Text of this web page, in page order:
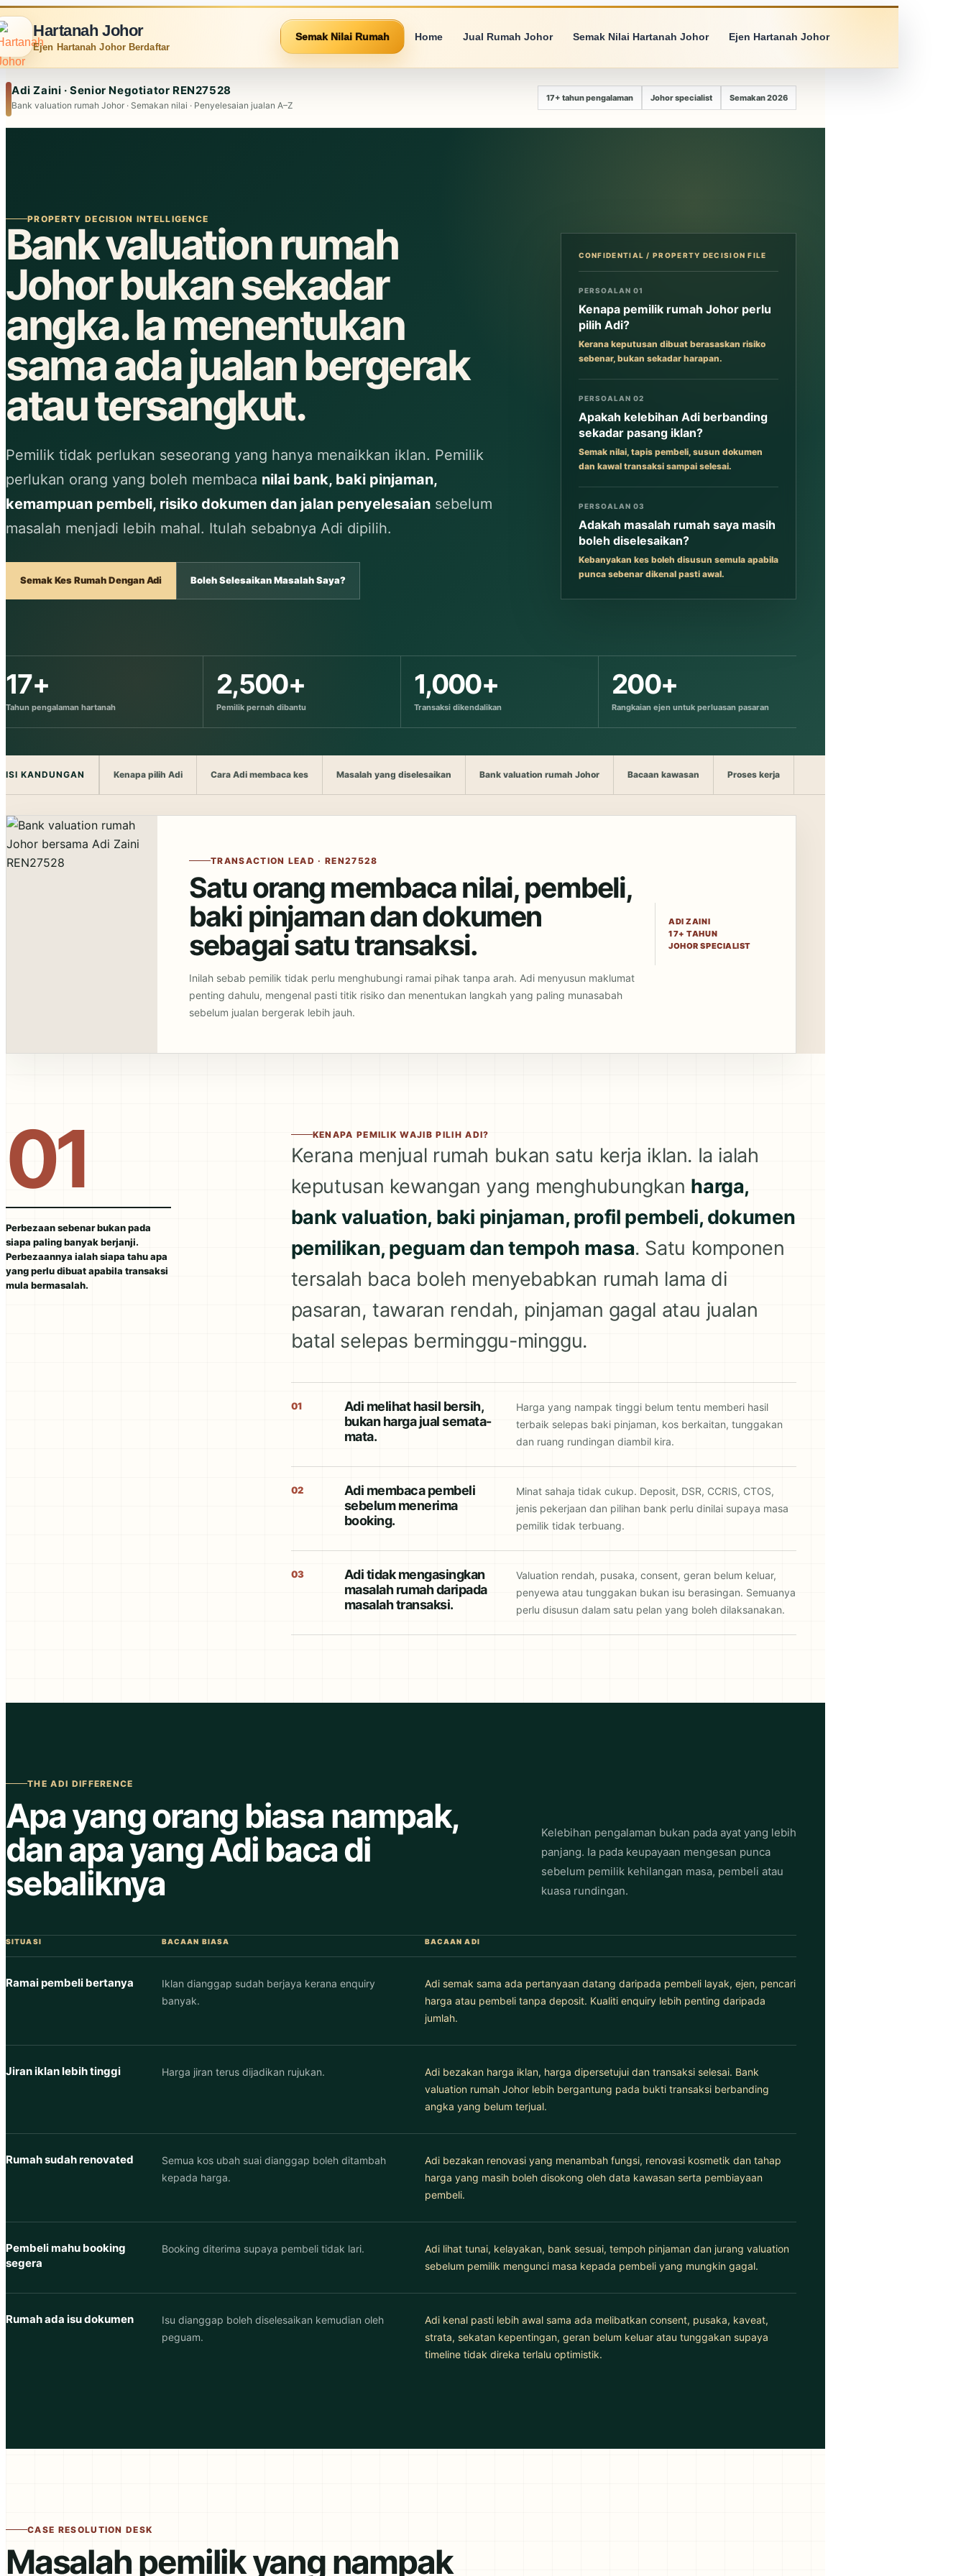
Hartanah Johor
Ejen Hartanah Johor Berdaftar
Semak Nilai Rumah Home Jual Rumah Johor Semak Nilai Hartanah Johor Ejen Hartanah Johor
Adi Zaini · Senior Negotiator REN27528
Bank valuation rumah Johor · Semakan nilai · Penyelesaian jualan A–Z
17+ tahun pengalaman Johor specialist Semakan 2026
PROPERTY DECISION INTELLIGENCE
Bank valuation rumah
Johor bukan sekadar
angka. Ia menentukan
sama ada jualan bergerak
atau tersangkut.
Pemilik tidak perlukan seseorang yang hanya menaikkan iklan. Pemilik
perlukan orang yang boleh membaca nilai bank, baki pinjaman,
kemampuan pembeli, risiko dokumen dan jalan penyelesaian sebelum
masalah menjadi lebih mahal. Itulah sebabnya Adi dipilih.
Semak Kes Rumah Dengan Adi Boleh Selesaikan Masalah Saya?
PERSOALAN 01
Kenapa pemilik rumah Johor perlu
pilih Adi?
Kerana keputusan dibuat berasaskan risiko
sebenar, bukan sekadar harapan.
PERSOALAN 02
Apakah kelebihan Adi berbanding
sekadar pasang iklan?
Semak nilai, tapis pembeli, susun dokumen
dan kawal transaksi sampai selesai.
PERSOALAN 03
Adakah masalah rumah saya masih
boleh diselesaikan?
Kebanyakan kes boleh disusun semula apabila
punca sebenar dikenal pasti awal.
17+
Tahun pengalaman hartanah
2,500+
Pemilik pernah dibantu
1,000+
Transaksi dikendalikan
200+
Rangkaian ejen untuk perluasan pasaran
ISI KANDUNGAN Kenapa pilih Adi Cara Adi membaca kes Masalah yang diselesaikan Bank valuation rumah Johor Bacaan kawasan Proses kerja
TRANSACTION LEAD · REN27528
Satu orang membaca nilai, pembeli,
baki pinjaman dan dokumen
sebagai satu transaksi.
Inilah sebab pemilik tidak perlu menghubungi ramai pihak tanpa arah. Adi menyusun maklumat
penting dahulu, mengenal pasti titik risiko dan menentukan langkah yang paling munasabah
sebelum jualan bergerak lebih jauh.
ADI ZAINI
17+ TAHUN
JOHOR SPECIALIST
01
Perbezaan sebenar bukan pada
siapa paling banyak berjanji.
Perbezaannya ialah siapa tahu apa
yang perlu dibuat apabila transaksi
mula bermasalah.
KENAPA PEMILIK WAJIB PILIH ADI?
Kerana menjual rumah bukan satu kerja iklan. Ia ialah
keputusan kewangan yang menghubungkan harga,
bank valuation, baki pinjaman, profil pembeli, dokumen
pemilikan, peguam dan tempoh masa. Satu komponen
tersalah baca boleh menyebabkan rumah lama di
pasaran, tawaran rendah, pinjaman gagal atau jualan
batal selepas berminggu-minggu.
01
Adi melihat hasil bersih,
bukan harga jual semata-
mata.
Harga yang nampak tinggi belum tentu memberi hasil
terbaik selepas baki pinjaman, kos berkaitan, tunggakan
dan ruang rundingan diambil kira.
02
Adi membaca pembeli
sebelum menerima
booking.
Minat sahaja tidak cukup. Deposit, DSR, CCRIS, CTOS,
jenis pekerjaan dan pilihan bank perlu dinilai supaya masa
pemilik tidak terbuang.
03
Adi tidak mengasingkan
masalah rumah daripada
masalah transaksi.
Valuation rendah, pusaka, consent, geran belum keluar,
penyewa atau tunggakan bukan isu berasingan. Semuanya
perlu disusun dalam satu pelan yang boleh dilaksanakan.
THE ADI DIFFERENCE
Apa yang orang biasa nampak,
dan apa yang Adi baca di
sebaliknya
Kelebihan pengalaman bukan pada ayat yang lebih
panjang. Ia pada keupayaan mengesan punca
sebelum pemilik kehilangan masa, pembeli atau
kuasa rundingan.
SITUASI BACAAN BIASA BACAAN ADI
Ramai pembeli bertanya
Iklan dianggap sudah berjaya kerana enquiry
banyak.
Adi semak sama ada pertanyaan datang daripada pembeli layak, ejen, pencari
harga atau pembeli tanpa deposit. Kualiti enquiry lebih penting daripada
jumlah.
Jiran iklan lebih tinggi Harga jiran terus dijadikan rujukan.
Adi bezakan harga iklan, harga dipersetujui dan transaksi selesai. Bank
valuation rumah Johor lebih bergantung pada bukti transaksi berbanding
angka yang belum terjual.
Rumah sudah renovated
Semua kos ubah suai dianggap boleh ditambah
kepada harga.
Adi bezakan renovasi yang menambah fungsi, renovasi kosmetik dan tahap
harga yang masih boleh disokong oleh data kawasan serta pembiayaan
pembeli.
Pembeli mahu booking
segera
Booking diterima supaya pembeli tidak lari.
Adi lihat tunai, kelayakan, bank sesuai, tempoh pinjaman dan jurang valuation
sebelum pemilik mengunci masa kepada pembeli yang mungkin gagal.
Rumah ada isu dokumen
Isu dianggap boleh diselesaikan kemudian oleh
peguam.
Adi kenal pasti lebih awal sama ada melibatkan consent, pusaka, kaveat,
strata, sekatan kepentingan, geran belum keluar atau tunggakan supaya
timeline tidak direka terlalu optimistik.
CASE RESOLUTION DESK
Masalah pemilik yang nampak